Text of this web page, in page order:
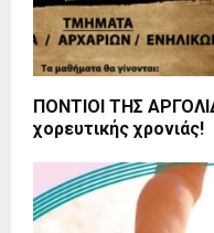
ΠΟΝΤΙΟΙ ΤΗΣ
χορευτικής χρονιάς!